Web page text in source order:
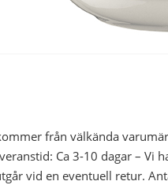
kommer från välkända
Ca 3-10 dagar – Vi
vid en eventuell retur.